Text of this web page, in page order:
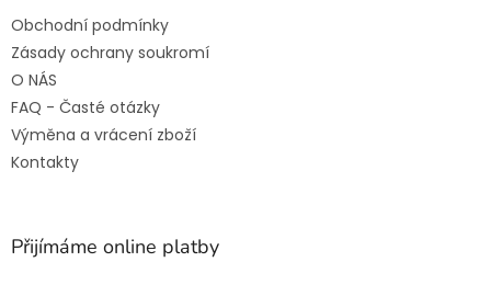
Obchodní podmínky
Zásady ochrany soukromí
O NÁS
FAQ - Časté otázky
Výměna a vrácení zboží
Kontakty
Přijímáme online platby